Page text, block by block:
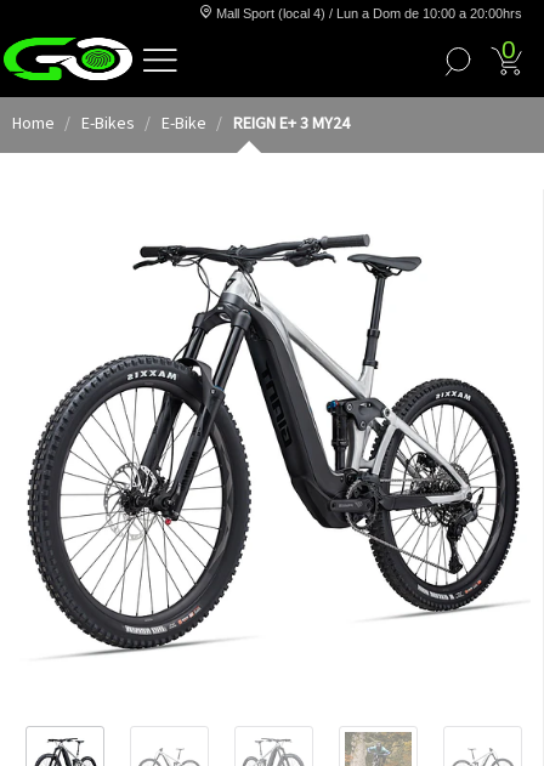
Mall Sport (local 4) / Lun a Dom de 10:00 a 20:00hrs
0
Home E-Bikes E-Bike REIGN E+ 3 MY24